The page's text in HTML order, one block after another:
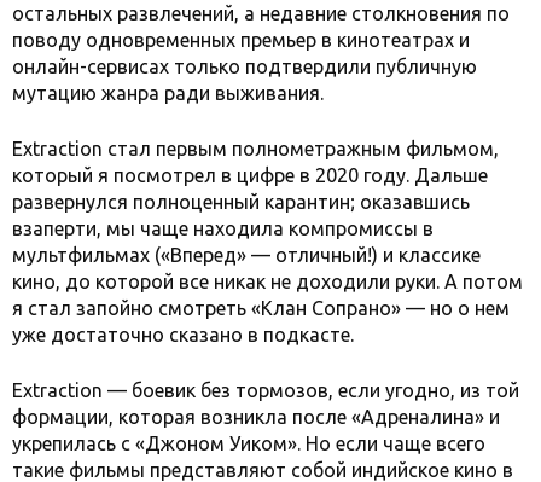
остальных развлечений, а недавние столкновения по
поводу одновременных премьер в кинотеатрах и
онлайн-сервисах только подтвердили публичную
мутацию жанра ради выживания.
Extraction стал первым полнометражным фильмом,
который я посмотрел в цифре в 2020 году. Дальше
развернулся полноценный карантин; оказавшись
взаперти, мы чаще находила компромиссы в
мультфильмах («Вперед» — отличный!) и классике
кино, до которой все никак не доходили руки. А потом
я стал запойно смотреть «Клан Сопрано» — но о нем
уже достаточно сказано в подкасте.
Extraction — боевик без тормозов, если угодно, из той
формации, которая возникла после «Адреналина» и
укрепилась с «Джоном Уиком». Но если чаще всего
такие фильмы представляют собой индийское кино в